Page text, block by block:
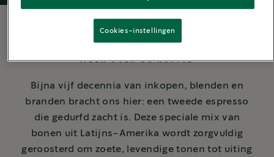
MEER OVER DE KOFFIE
Bijna vijf decennia van inkopen, blenden en
branden bracht ons hier: een tweede espresso
die gedurfd zacht is. Deze speciale mix van
bonen uit Latijns-Amerika wordt zorgvuldig
geroosterd om zoete, levendige tonen tot uiting
Cookies-instellingen